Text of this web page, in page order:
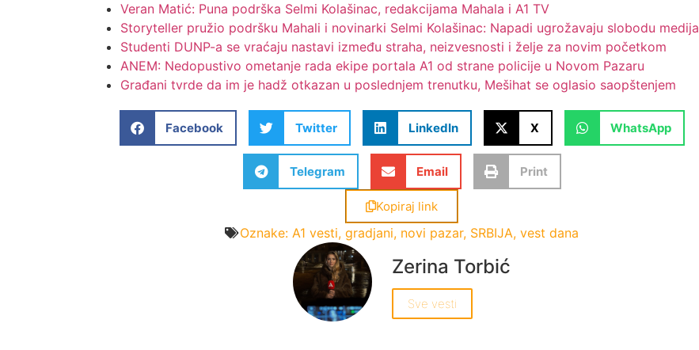
Veran Matić: Puna podrška Selmi Kolašinac, redakcijama Mahala i A1 TV
Storyteller pružio podršku Mahali i novinarki Selmi Kolašinac: Napadi ugrožavaju slobodu medija
Studenti DUNP-a se vraćaju nastavi između straha, neizvesnosti i želje za novim početkom
ANEM: Nedopustivo ometanje rada ekipe portala A1 od strane policije u Novom Pazaru
Građani tvrde da im je hadž otkazan u poslednjem trenutku, Mešihat se oglasio saopštenjem
Facebook Twitter LinkedIn X WhatsApp
Telegram Email Print
Kopiraj link
Oznake:A1 vesti,gradjani, novi pazar, SRBIJA,vest dana
Zerina Torbić
Sve vesti